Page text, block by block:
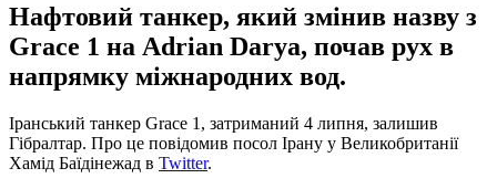
Нафтовий танкер, який змінив назву з
Grace 1 на Adrian Darya, почав рух в
напрямку міжнародних вод.
Іранський танкер Grace 1, затриманий 4 липня, залишив
Гібралтар. Про це повідомив посол Ірану у Великобританії
Хамід Баїдінежад в Twitter.